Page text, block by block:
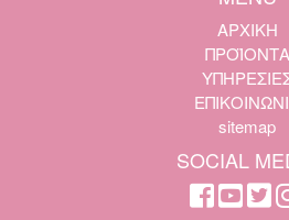
ΑΡΧΙΚΗ
ΠΡΟΪΟΝΤΑ
sitemap
SOCIAL